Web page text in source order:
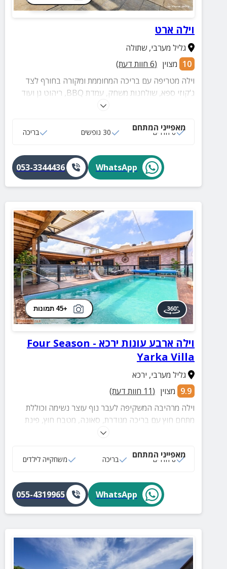
וילה ארט
גליל מערבי,שתולה
10 מצוין (
6 חוות דעת)
וילה מטריפה עם בריכה המחוממת ומקורה בחורף לצד
ג'קוזי ספא, שולחנות משחק, עמדת BBQ, ריהוט גן ועוד
מאפייני המתחם
6 חדרים 30 נופשים בריכה
WhatsApp
053-3344436
+45 תמונות
וילה ארבע עונות ירכא - Four Season
Yarka Villa
גליל מערבי, ירכא
9.9 מצוין (
11 חוות דעת)
וילה מרהיבה המשקיפה לעבר נוף עוצר נשימה וכוללת
מתחם חוץ עם בריכה מגודרת, סאונה, מטבח חוץ, פינת
מאפייני המתחם
8 חדרים בריכה משחקייה לילדים
WhatsApp
055-4319965